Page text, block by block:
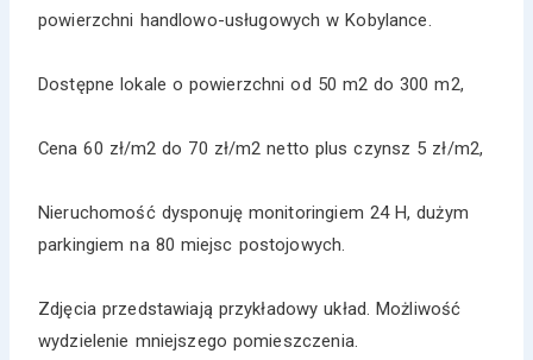
powierzchni handlowo-usługowych w Kobylance.
Dostępne lokale o powierzchni od 50 m2 do 300 m2,
Cena 60 zł/m2 do 70 zł/m2 netto plus czynsz 5 zł/m2,
Nieruchomość dysponuję monitoringiem 24 H, dużym
parkingiem na 80 miejsc postojowych.
Zdjęcia przedstawiają przykładowy układ. Możliwość
wydzielenie mniejszego pomieszczenia.